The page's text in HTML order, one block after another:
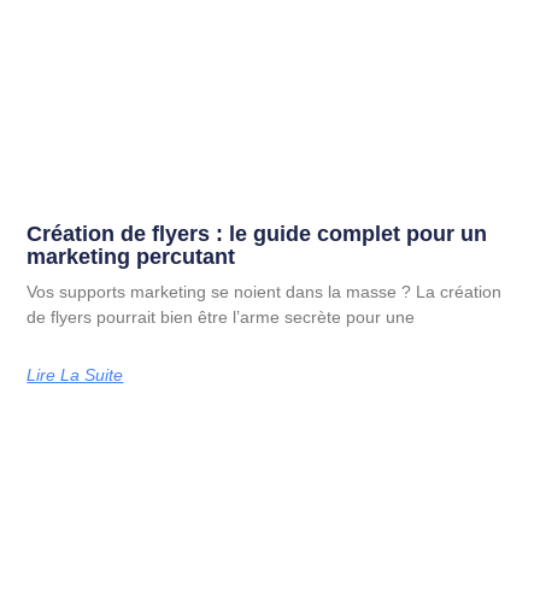
Création de flyers : le guide complet pour un
marketing percutant
Vos supports marketing se noient dans la masse ? La création
de flyers pourrait bien être l’arme secrète pour une
Lire La Suite